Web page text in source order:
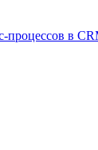
процессов в